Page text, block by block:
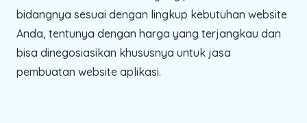
bidangnya sesuai dengan lingkup kebutuhan website
Anda, tentunya dengan harga yang terjangkau dan
bisa dinegosiasikan khususnya untuk jasa
pembuatan website aplikasi.